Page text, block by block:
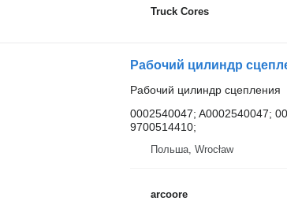
Truck Cores
Рабочий цилиндр
Рабочий цилиндр сцепления
0002540047; A0002540047;
9700514410;
Польша, Wrocław
arcoore